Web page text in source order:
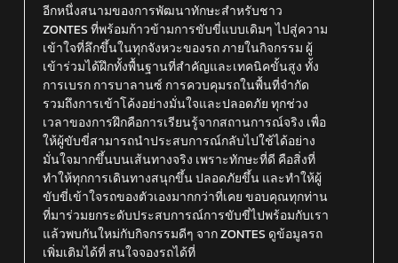
อีกหนึ่งสนามของการพัฒนาทักษะสำหรับชาว
ZONTES ที่พร้อมก้าวข้ามการขับขี่แบบเดิมๆ ไปสู่ความ
เข้าใจที่ลึกขึ้นในทุกจังหวะของรถ ภายในกิจกรรม ผู้
เข้าร่วมได้ฝึกทั้งพื้นฐานที่สำคัญและเทคนิคขั้นสูง ทั้ง
การเบรก การบาลานซ์ การควบคุมรถในพื้นที่จำกัด
รวมถึงการเข้าโค้งอย่างมั่นใจและปลอดภัย ทุกช่วง
เวลาของการฝึกคือการเรียนรู้จากสถานการณ์จริง เพื่อ
ให้ผู้ขับขี่สามารถนำประสบการณ์กลับไปใช้ได้อย่าง
มั่นใจมากขึ้นบนเส้นทางจริง เพราะทักษะที่ดี คือสิ่งที่
ทำให้ทุกการเดินทางสนุกขึ้น ปลอดภัยขึ้น และทำให้ผู้
ขับขี่เข้าใจรถของตัวเองมากกว่าที่เคย ขอบคุณทุกท่าน
ที่มาร่วมยกระดับประสบการณ์การขับขี่ไปพร้อมกับเรา
แล้วพบกันใหม่กับกิจกรรมดีๆ จาก ZONTES ดูข้อมูลรถ
เพิ่มเติมได้ที่ สนใจจองรถได้ที่